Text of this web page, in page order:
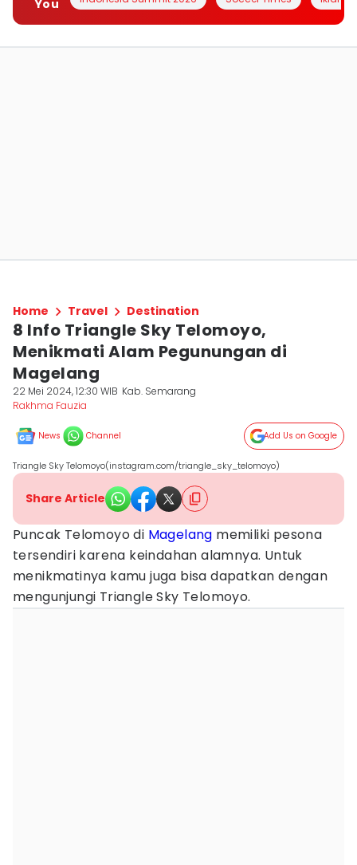
You
Home Travel Destination
8 Info Triangle Sky Telomoyo,
Menikmati Alam Pegunungan di
Magelang
22 Mei 2024, 12:30 WIB Kab. Semarang
Rakhma Fauzia
News Channel Add Us on Google
Triangle Sky Telomoyo(instagram.com/triangle_sky_telomoyo)
Share Article
Puncak Telomoyo di Magelang memiliki pesona
tersendiri karena keindahan alamnya. Untuk
menikmatinya kamu juga bisa dapatkan dengan
mengunjungi Triangle Sky Telomoyo.